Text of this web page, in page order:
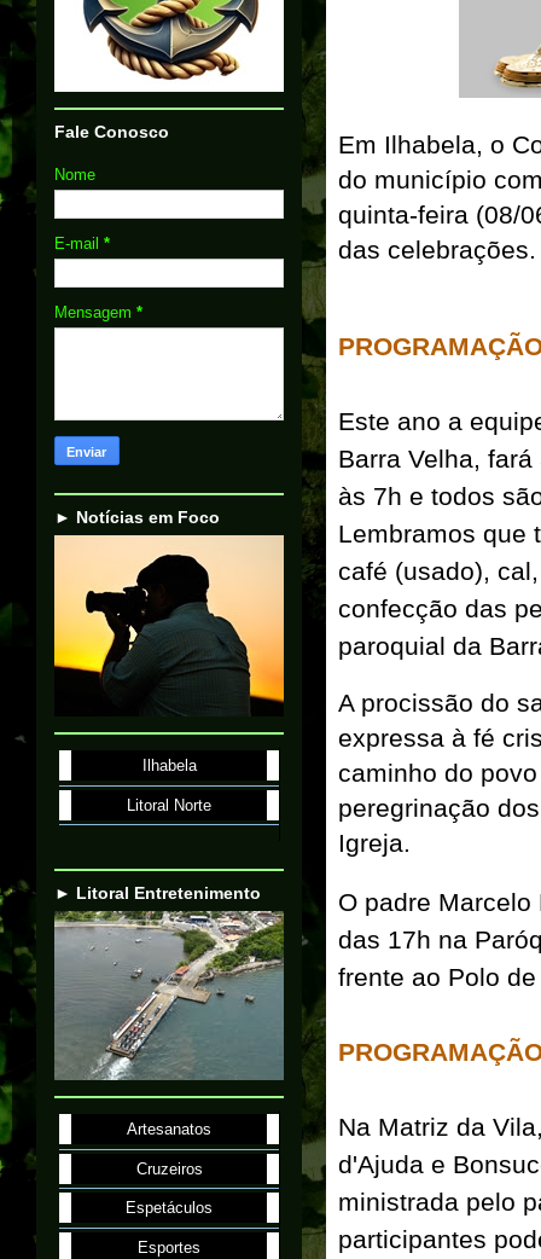
Em Ilhabela, o
do município
quinta-feira (08/
das celebrações.
Este ano a
Barra Velha,
às 7h e todos
Lembramos que
café (usado),
confecção das
paroquial da
A procissão do
expressa à fé
caminho do
peregrinação
Igreja.
O padre
das 17h na
frente ao Polo
Na Matriz da
d'Ajuda e
ministrada pelo
participantes
Fale Conosco
Nome
E-mail *
Mensagem *
► Notícias em Foco
Ilhabela
Litoral Norte
► Litoral Entretenimento
Artesanatos
Cruzeiros
Espetáculos
Esportes